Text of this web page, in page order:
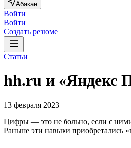
Абакан
Войти
Войти
Создать резюме
Статьи
hh.ru и «Яндекс
13 февраля 2023
Цифры — это не больно, если с
Раньше эти навыки приобретались